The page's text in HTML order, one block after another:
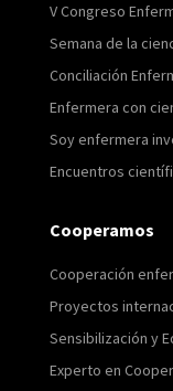
V Congreso
Semana de la
Conciliación
Enfermera con
Soy enfermera
Encuentros
Cooperamos
Cooperación
Proyectos
Sensibilización y
Experto en